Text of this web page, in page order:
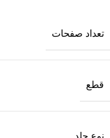
تعداد صفحات
قطع
نوع جلد